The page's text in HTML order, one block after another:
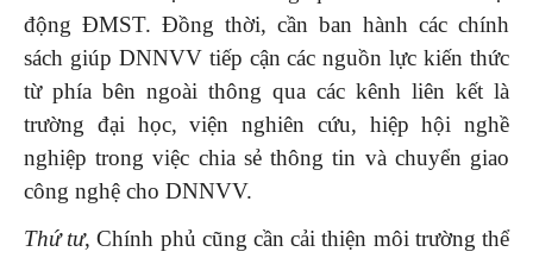
động ĐMST. Đồng thời, cần ban hành các chính
sách giúp DNNVV tiếp cận các nguồn lực kiến thức
từ phía bên ngoài thông qua các kênh liên kết là
trường đại học, viện nghiên cứu, hiệp hội nghề
nghiệp trong việc chia sẻ thông tin và chuyển giao
công nghệ cho DNNVV.
Thứ tư, Chính phủ cũng cần cải thiện môi trường thể